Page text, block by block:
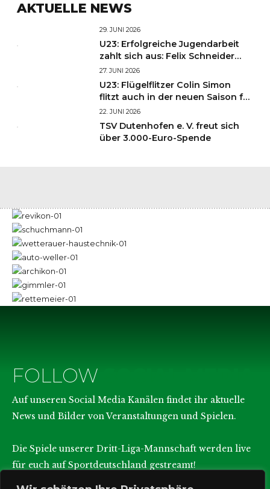
AKTUELLE NEWS
29. JUNI 2026
U23: Erfolgreiche Jugendarbeit
zahlt sich aus: Felix Schneider
und Finn Krumbiegel starten in
Liga 3!
27. JUNI 2026
U23: Flügelflitzer Colin Simon
flitzt auch in der neuen Saison für
die HSG!
22. JUNI 2026
TSV Dutenhofen e. V. freut sich
über 3.000-Euro-Spende
FOLLOW
Auf unseren Social Media Kanälen findet ihr aktuelle
News und Bilder von Veranstaltungen und Spielen.
Die Spiele unserer Dritt-Liga-Mannschaft werden live
für euch auf Sportdeutschland gestreamt!